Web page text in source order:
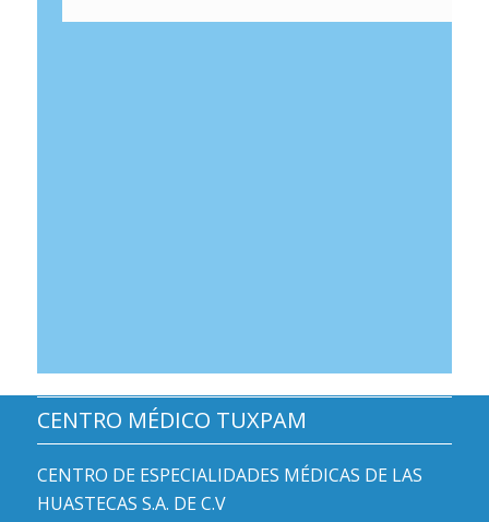
CENTRO MÉDICO TUXPAM
CENTRO DE ESPECIALIDADES MÉDICAS DE LAS
HUASTECAS S.A. DE C.V